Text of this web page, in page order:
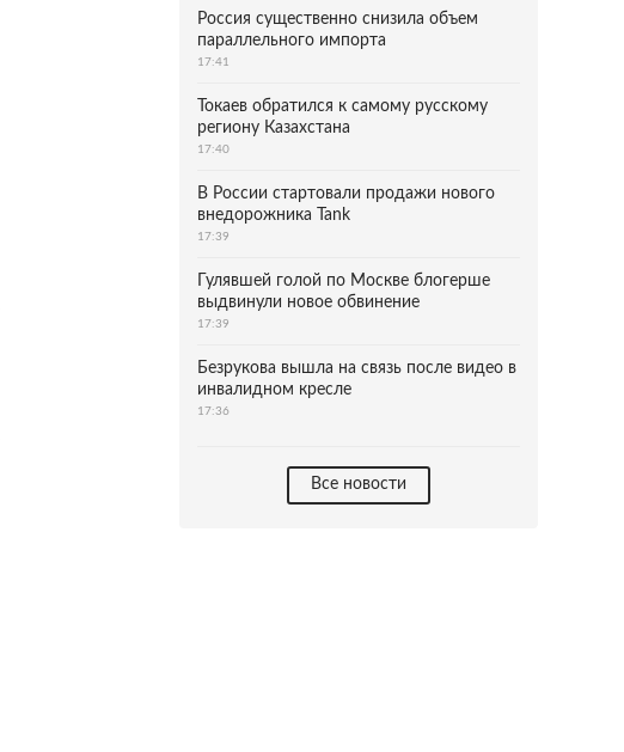
Россия существенно снизила объем
параллельного импорта
17:41
Токаев обратился к самому русскому
региону Казахстана
17:40
В России стартовали продажи нового
внедорожника Tank
17:39
Гулявшей голой по Москве блогерше
выдвинули новое обвинение
17:39
Безрукова вышла на связь после видео в
инвалидном кресле
17:36
Все новости